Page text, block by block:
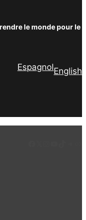
le monde pour le
EspagnolEnglish